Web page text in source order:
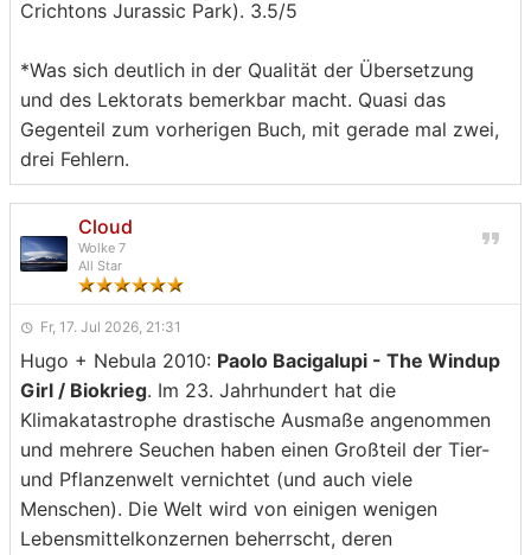
Crichtons Jurassic Park). 3.5/5
*Was sich deutlich in der Qualität der Übersetzung
und des Lektorats bemerkbar macht. Quasi das
Gegenteil zum vorherigen Buch, mit gerade mal zwei,
drei Fehlern.
Cloud
Wolke 7
All Star
Fr, 17. Jul 2026, 21:31
Hugo + Nebula 2010: Paolo Bacigalupi - The Windup
Girl / Biokrieg. Im 23. Jahrhundert hat die
Klimakatastrophe drastische Ausmaße angenommen
und mehrere Seuchen haben einen Großteil der Tier-
und Pflanzenwelt vernichtet (und auch viele
Menschen). Die Welt wird von einigen wenigen
Lebensmittelkonzernen beherrscht, deren